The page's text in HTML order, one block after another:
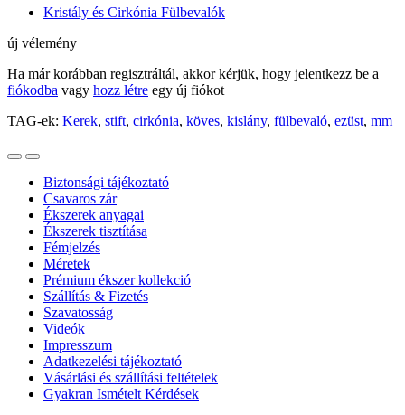
Kristály és Cirkónia Fülbevalók
új vélemény
Ha már korábban regisztráltál, akkor kérjük, hogy jelentkezz be a
fiókodba vagy hozz létre egy új fiókot
TAG-ek: Kerek, stift, cirkónia, köves, kislány, fülbevaló, ezüst, mm
Biztonsági tájékoztató
Csavaros zár
Ékszerek anyagai
Ékszerek tisztítása
Fémjelzés
Méretek
Prémium ékszer kollekció
Szállítás & Fizetés
Szavatosság
Videók
Impresszum
Adatkezelési tájékoztató
Vásárlási és szállítási feltételek
Gyakran Ismételt Kérdések